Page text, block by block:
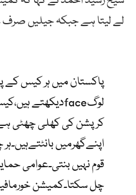
لے لیتا ہے جبکہ جیلیں صرف
کرپشن کی کھلی چھٹی
اپنےگھرمیں
قوم نہیں بنتی۔عوامی